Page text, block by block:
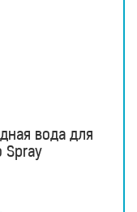
вода для
Spray